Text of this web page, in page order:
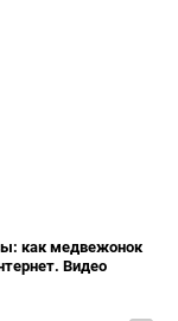
как медвежонок
Видео